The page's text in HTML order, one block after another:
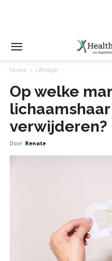
Home Lifestyle
Op welke
lichaamshaar
verwijderen?
Door Renate